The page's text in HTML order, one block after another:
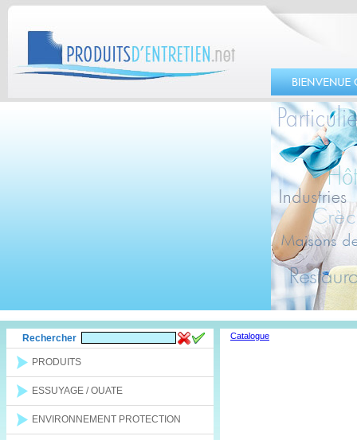
Rechercher
PRODUITS
ESSUYAGE / OUATE
ENVIRONNEMENT PROTECTION
Catalogue